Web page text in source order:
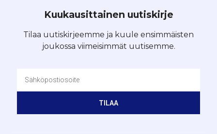
Kuukausittainen uutiskirje
Tilaa uutiskirjeemme ja kuule ensimmäisten
joukossa viimeisimmät uutisemme.
TILAA